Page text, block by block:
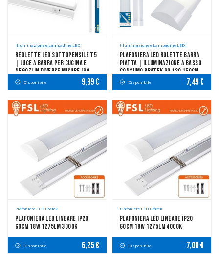
Illuminazione e Lampadine LED
Reglette LED Sottopensile T5
| Luce A Barra Per Cucina E
Negozi In Diverse Misure (60,
90, 120cm)
Disponibile 9,99 €
Illuminazione e Lampadine LED
Plafoniera LED Rglette Barra
Piatta | Illuminazione A Basso
Consumo Bratek 60 120 150cm
Disponibile 7,49 €
Plafoniere LED Bratek
Plafoniera LED Lineare IP20
60cm 18W 1275LM 3000K
Disponibile 6,25 €
Plafoniere LED Bratek
Plafoniera LED Lineare IP20
60cm 18W 1275LM 4000K
Disponibile 7,00 €